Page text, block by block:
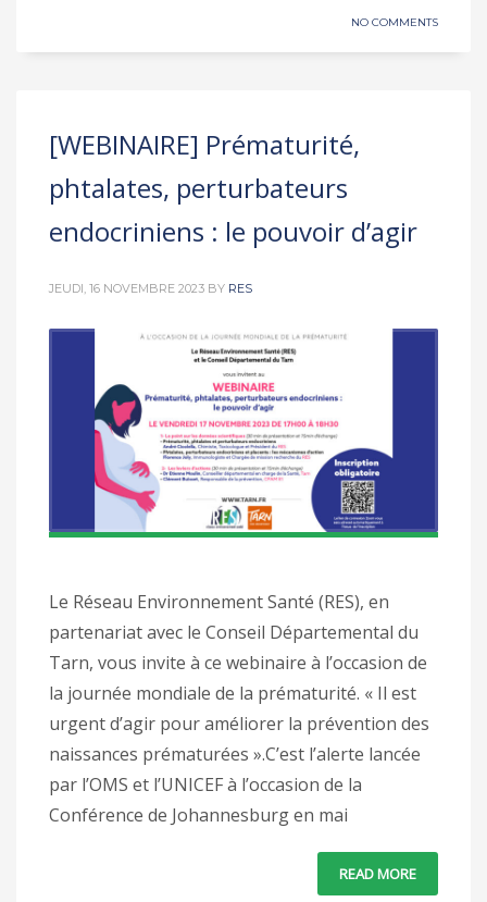
NO COMMENTS
[WEBINAIRE] Prématurité,
phtalates, perturbateurs
endocriniens : le pouvoir d’agir
JEUDI, 16 NOVEMBRE 2023 BY RES
Le Réseau Environnement Santé (RES), en
partenariat avec le Conseil Départemental du
Tarn, vous invite à ce webinaire à l’occasion de
la journée mondiale de la prématurité. « Il est
urgent d’agir pour améliorer la prévention des
naissances prématurées ».C’est l’alerte lancée
par l’OMS et l’UNICEF à l’occasion de la
Conférence de Johannesburg en mai
READ MORE